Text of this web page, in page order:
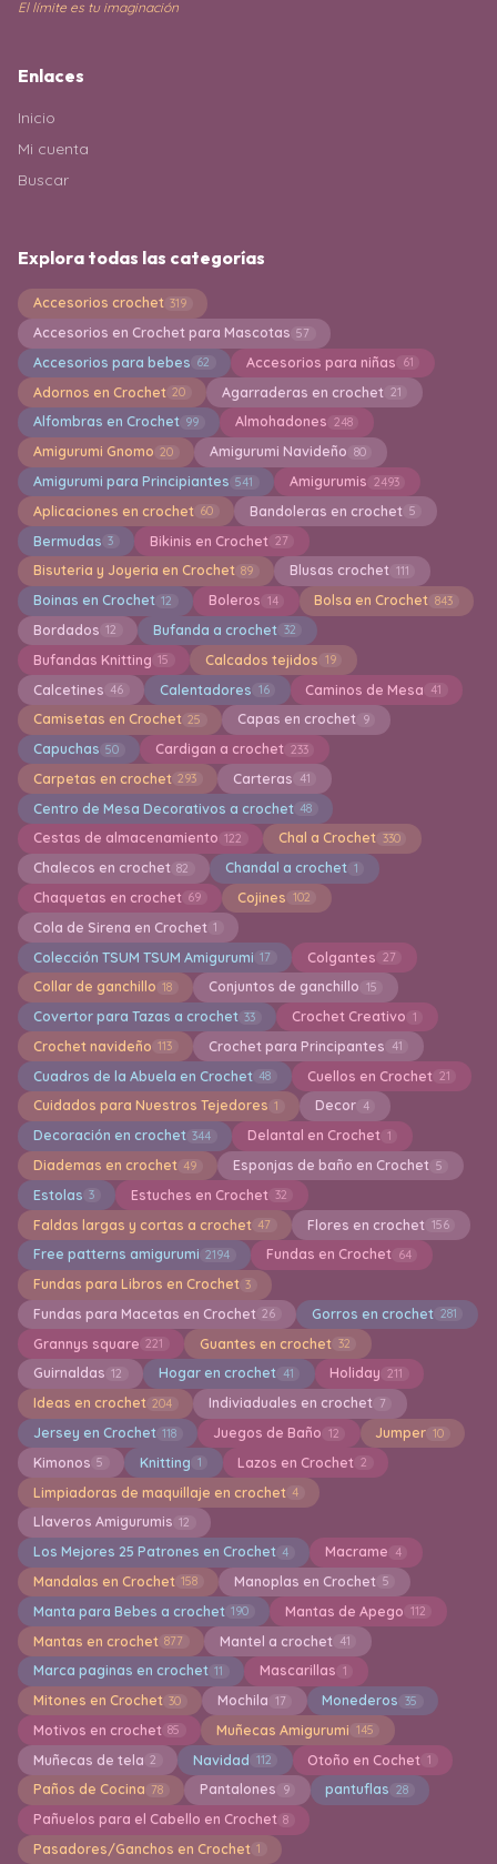
El límite es tu imaginación
Enlaces
Inicio
Mi cuenta
Buscar
Explora todas las categorías
Accesorios crochet 319
Accesorios en Crochet para Mascotas 57
Accesorios para bebes 62 Accesorios para niñas 61
Adornos en Crochet 20 Agarraderas en crochet 21
Alfombras en Crochet 99 Almohadones 248
Amigurumi Gnomo 20 Amigurumi Navideño 80
Amigurumi para Principiantes 541 Amigurumis 2493
Aplicaciones en crochet 60 Bandoleras en crochet 5
Bermudas 3 Bikinis en Crochet 27
Bisuteria y Joyeria en Crochet 89 Blusas crochet 111
Boinas en Crochet 12 Boleros 14 Bolsa en Crochet 843
Bordados 12 Bufanda a crochet 32
Bufandas Knitting 15 Calcados tejidos 19
Calcetines 46 Calentadores 16 Caminos de Mesa 41
Camisetas en Crochet 25 Capas en crochet 9
Capuchas 50 Cardigan a crochet 233
Carpetas en crochet 293 Carteras 41
Centro de Mesa Decorativos a crochet 48
Cestas de almacenamiento 122 Chal a Crochet 330
Chalecos en crochet 82 Chandal a crochet 1
Chaquetas en crochet 69 Cojines 102
Cola de Sirena en Crochet 1
Colección TSUM TSUM Amigurumi 17 Colgantes 27
Collar de ganchillo 18 Conjuntos de ganchillo 15
Covertor para Tazas a crochet 33 Crochet Creativo 1
Crochet navideño 113 Crochet para Principantes 41
Cuadros de la Abuela en Crochet 48 Cuellos en Crochet 21
Cuidados para Nuestros Tejedores 1 Decor 4
Decoración en crochet 344 Delantal en Crochet 1
Diademas en crochet 49 Esponjas de baño en Crochet 5
Estolas 3 Estuches en Crochet 32
Faldas largas y cortas a crochet 47 Flores en crochet 156
Free patterns amigurumi 2194 Fundas en Crochet 64
Fundas para Libros en Crochet 3
Fundas para Macetas en Crochet 26 Gorros en crochet 281
Grannys square 221 Guantes en crochet 32
Guirnaldas 12 Hogar en crochet 41 Holiday 211
Ideas en crochet 204 Indiviaduales en crochet 7
Jersey en Crochet 118 Juegos de Baño 12 Jumper 10
Kimonos 5 Knitting 1 Lazos en Crochet 2
Limpiadoras de maquillaje en crochet 4
Llaveros Amigurumis 12
Los Mejores 25 Patrones en Crochet 4 Macrame 4
Mandalas en Crochet 158 Manoplas en Crochet 5
Manta para Bebes a crochet 190 Mantas de Apego 112
Mantas en crochet 877 Mantel a crochet 41
Marca paginas en crochet 11 Mascarillas 1
Mitones en Crochet 30 Mochila 17 Monederos 35
Motivos en crochet 85 Muñecas Amigurumi 145
Muñecas de tela 2 Navidad 112 Otoño en Cochet 1
Paños de Cocina 78 Pantalones 9 pantuflas 28
Pañuelos para el Cabello en Crochet 8
Pasadores/Ganchos en Crochet 1